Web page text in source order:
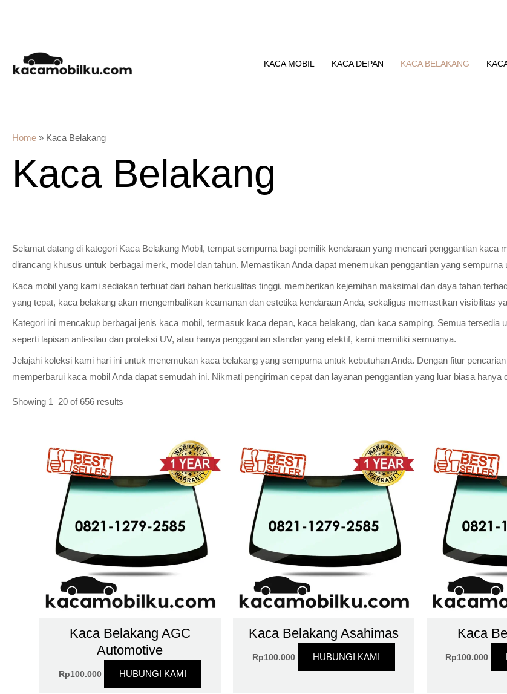
content
KACA MOBIL KACA DEPAN KACA BELAKANG
Home » Kaca Belakang
Kaca Belakang
Selamat datang di kategori Kaca Belakang Mobil, tempat sempurna bagi pemilik kendaraan yang mencari penggantian
dirancang khusus untuk berbagai merk, model dan tahun. Memastikan Anda dapat menemukan penggantian yang
Kaca mobil yang kami sediakan terbuat dari bahan berkualitas tinggi, memberikan kejernihan maksimal dan daya tahan
yang tepat, kaca belakang akan mengembalikan keamanan dan estetika kendaraan Anda, sekaligus memastikan visibilitas
Kategori ini mencakup berbagai jenis kaca mobil, termasuk kaca depan, kaca belakang, dan kaca samping. Semua tersedia
seperti lapisan anti-silau dan proteksi UV, atau hanya penggantian standar yang efektif, kami memiliki semuanya.
Jelajahi koleksi kami hari ini untuk menemukan kaca belakang yang sempurna untuk kebutuhan Anda. Dengan fitur
memperbarui kaca mobil Anda dapat semudah ini. Nikmati pengiriman cepat dan layanan penggantian yang luar biasa hanya
Showing 1–20 of 656 results
Kaca Belakang AGC
Automotive
Rp100.000 HUBUNGI KAMI
Kaca Belakang Asahimas
Rp100.000 HUBUNGI KAMI
Kaca
Rp100.000